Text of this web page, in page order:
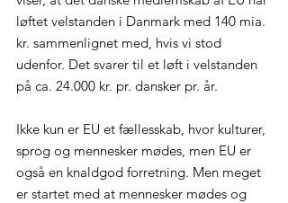
løftet velstanden i Danmark med 140 mia.
kr. sammenlignet med, hvis vi stod
udenfor. Det svarer til et løft i velstanden
på ca. 24.000 kr. pr. dansker pr. år.
Ikke kun er EU et fællesskab, hvor kulturer,
sprog og mennesker mødes, men EU er
også en knaldgod forretning. Men meget
er startet med at mennesker mødes og